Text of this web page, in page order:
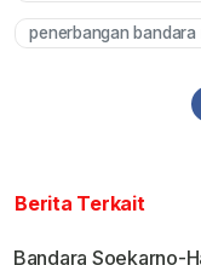
penerbangan bandara
Berita Terkait
Bandara Soekarno-